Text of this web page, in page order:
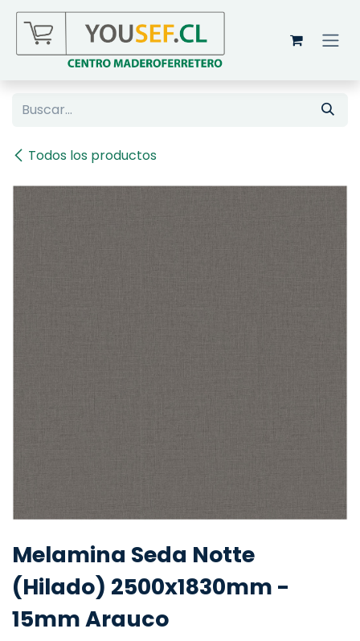
Ir al contenido
Todos los productos
Melamina Seda Notte
(Hilado) 2500x1830mm -
15mm Arauco